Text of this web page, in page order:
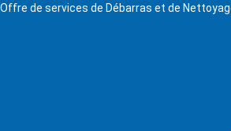
Offre de services de Débarras et de